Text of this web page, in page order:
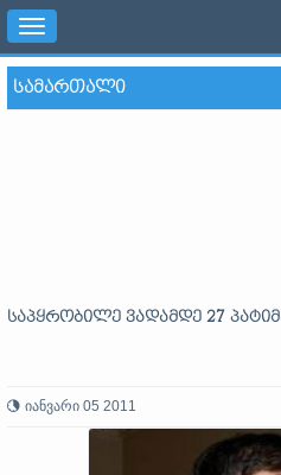
Toggle
navigation
ᲡᲐᲛᲐᲠᲗᲐᲚᲘ
საპყრობილე ვადამდე 27
იანვარი 05 2011